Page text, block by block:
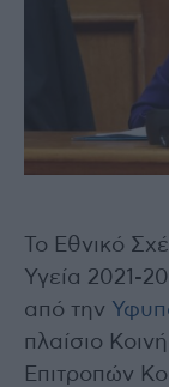
Το Εθνικό
Υγεία 2021-
από την
πλαίσιο
Επιτροπών